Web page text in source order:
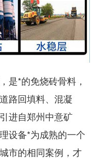
是*的免烧砖骨料，
路回填料、混凝
进自郑州中意矿
设备*为成熟的一个
市的相同案例，才